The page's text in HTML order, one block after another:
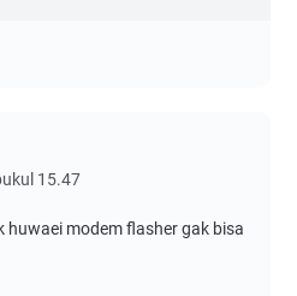
15.47
huwaei modem flasher gak bisa